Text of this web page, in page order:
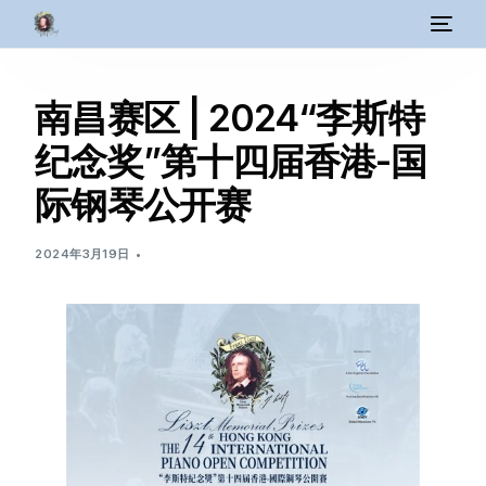
南昌赛区 | 2024“李斯特
纪念奖”第十四届香港-国
际钢琴公开赛
2024年3月19日